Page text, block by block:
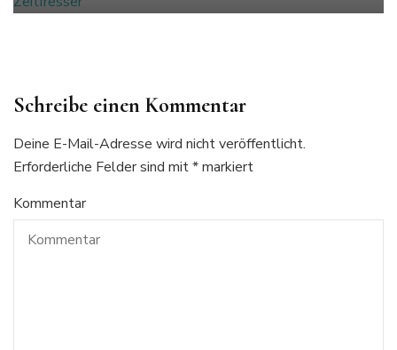
Schreibe einen Kommentar
Deine E-Mail-Adresse wird nicht veröffentlicht.
Erforderliche Felder sind mit*markiert
Kommentar